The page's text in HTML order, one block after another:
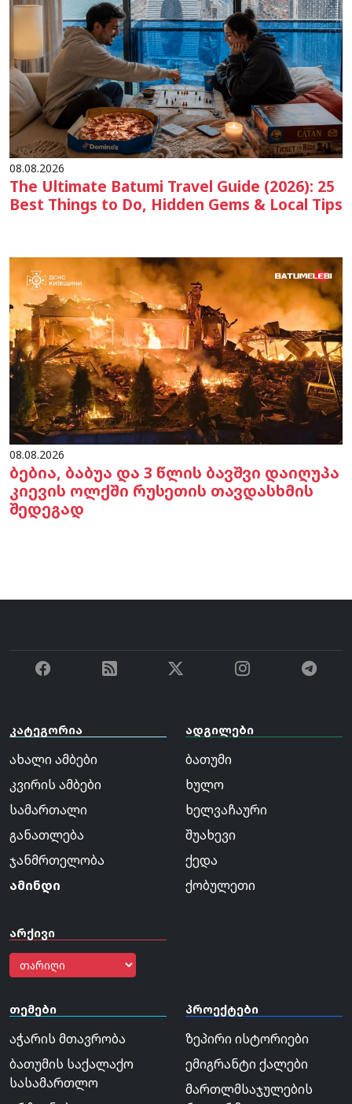
08.08.2026
The Ultimate Batumi Travel Guide (2026): 25
Best Things to Do, Hidden Gems & Local Tips
08.08.2026
ბებია, ბაბუა და 3 წლის ბავშვი დაიღუპა
კიევის ოლქში რუსეთის თავდასხმის
შედეგად
კატეგორია
ახალი ამბები
კვირის ამბები
სამართალი
განათლება
ჯანმრთელობა
ამინდი
არქივი
ადგილები
ბათუმი
ხულო
ხელვაჩაური
შუახევი
ქედა
ქობულეთი
თემები
აჭარის მთავრობა
ბათუმის საქალაქო
სასამართლო
პროექტები
ზეპირი ისტორიები
ემიგრანტი ქალები
მართლმსაჯულების